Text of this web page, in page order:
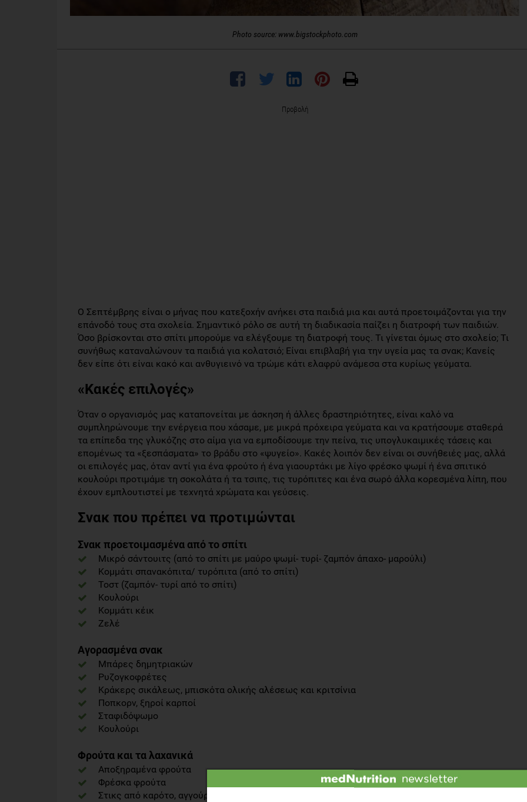
Photo source: www.bigstockphoto.com
Προβολή
Ο Σεπτέμβρης είναι ο μήνας που κατεξοχήν ανήκει στα παιδιά μια και αυτά προετοιμάζονται για την
επάνοδό τους στα σχολεία. Σημαντικό ρόλο σε αυτή τη διαδικασία παίζει η διατροφή των παιδιών.
Όσο βρίσκονται στο σπίτι μπορούμε να ελέγξουμε τη διατροφή τους. Τι γίνεται όμως στο σχολείο; Τι
συνήθως καταναλώνουν τα παιδιά για κολατσιό; Είναι επιβλαβή για την υγεία μας τα σνακ; Κανείς
δεν είπε ότι είναι κακό και ανθυγιεινό να τρώμε κάτι ελαφρύ ανάμεσα στα κυρίως γεύματα.
«Κακές επιλογές»
Όταν ο οργανισμός μας καταπονείται με άσκηση ή άλλες δραστηριότητες, είναι καλό να
συμπληρώνουμε την ενέργεια που χάσαμε, με μικρά πρόχειρα γεύματα και να κρατήσουμε σταθερά
τα επίπεδα της γλυκόζης στο αίμα για να εμποδίσουμε την πείνα, τις υπογλυκαιμικές τάσεις και
επομένως τα «ξεσπάσματα» το βράδυ στο «ψυγείο». Κακές λοιπόν δεν είναι οι συνήθειές μας, αλλά
οι επιλογές μας, όταν αντί για ένα φρούτο ή ένα γιαουρτάκι με λίγο φρέσκο ψωμί ή ένα σπιτικό
κουλούρι προτιμάμε τη σοκολάτα ή τα τσιπς, τις τυρόπιτες και ένα σωρό άλλα κορεσμένα λίπη, που
έχουν εμπλουτιστεί με τεχνητά χρώματα και γεύσεις.
Σνακ που πρέπει να προτιμώνται
Σνακ προετοιμασμένα από το σπίτι
Μικρό σάντουιτς (από το σπίτι με μαύρο ψωμί- τυρί- ζαμπόν άπαχο- μαρούλι)
Κομμάτι σπανακόπιτα/ τυρόπιτα (από το σπίτι)
Τοστ (ζαμπόν- τυρί από το σπίτι)
Κουλούρι
Κομμάτι κέικ
Ζελέ
Αγορασμένα σνακ
Μπάρες δημητριακών
Ρυζογκοφρέτες
Κράκερς σικάλεως, μπισκότα ολικής αλέσεως και κριτσίνια
Ποπκορν, ξηροί καρποί
Σταφιδόψωμο
Κουλούρι
Φρούτα και τα λαχανικά
Αποξηραμένα φρούτα
Φρέσκα φρούτα
Στικς από καρότο, αγγούρι ή σέλινο με τυρί cottage